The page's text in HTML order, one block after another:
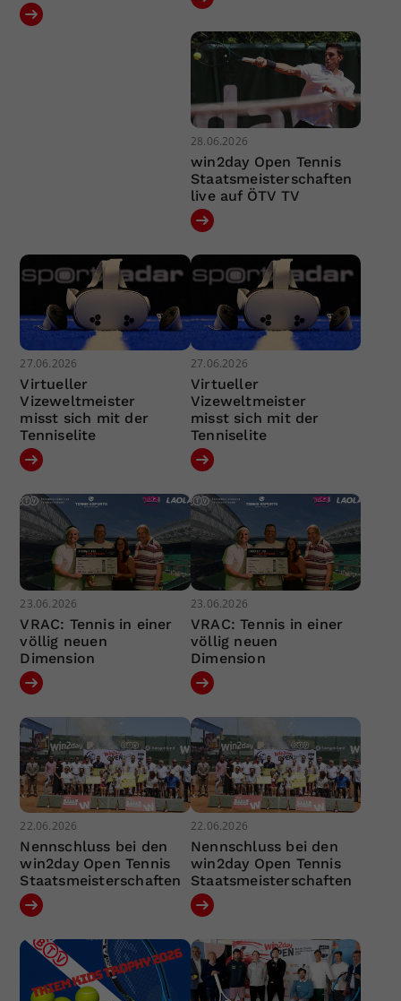
28.06.2026
win2day Open Tennis
Staatsmeisterschaften
live auf ÖTV TV
27.06.2026
Virtueller
Vizeweltmeister
misst sich mit der
Tenniselite
27.06.2026
Virtueller
Vizeweltmeister
misst sich mit der
Tenniselite
23.06.2026
VRAC: Tennis in einer
völlig neuen
Dimension
23.06.2026
VRAC: Tennis in einer
völlig neuen
Dimension
22.06.2026
Nennschluss bei den
win2day Open Tennis
Staatsmeisterschaften
22.06.2026
Nennschluss bei den
win2day Open Tennis
Staatsmeisterschaften